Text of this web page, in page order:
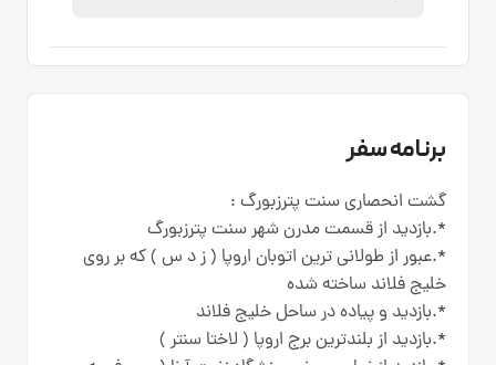
برنامه سفر
گشت انحصاری سنت پترزبورگ :
*.بازدید از قسمت مدرن شهر سنت پترزبورگ
*.عبور از طولانی ترین اتوبان اروپا ( ز د س ) که بر روی
خلیج فلاند ساخته شده
*.بازدید و پیاده در ساحل خلیج فلاند
*.بازدید از بلندترین برج اروپا ( لاختا سنتر )